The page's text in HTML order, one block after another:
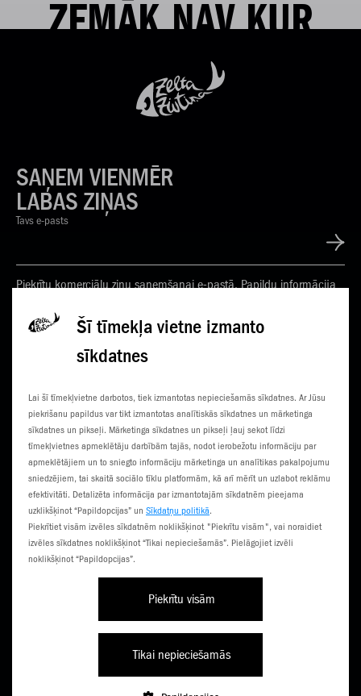
Šī tīmekļa vietne izmanto
sīkdatnes
Lai šī tīmekļvietne darbotos, tiek izmantotas nepieciešamās sīkdatnes. Ar Jūsu
piekrišanu papildus var tikt izmantotas analītiskās sīkdatnes un mārketinga
sīkdatnes un pikseļi. Mārketinga sīkdatnes un pikseļi ļauj sekot līdzi
tīmekļvietnes apmeklētāju darbībām tajās, nodot ierobežotu informāciju par
apmeklētājiem un to sniegto informāciju mārketinga un analītikas pakalpojumu
sniedzējiem, tai skaitā sociālo tīklu platformām, kā arī mērīt un uzlabot reklāmu
efektivitāti. Detalizēta informācija par izmantotajām sīkdatnēm pieejama
uzklikšķinot “Papildopcijas” un Sīkdatņu politikā.
Piekrītiet visām izvēles sīkdatnēm noklikšķinot "Piekrītu visām", vai noraidiet
izvēles sīkdatnes noklikšķinot “Tikai nepieciešamās”. Pielāgojiet izvēli
noklikšķinot “Papildopcijas”.
Piekrītu visām
Tikai nepieciešamās
ZEMĀK NAV KUR
SAŅEM VIENMĒR
LABAS ZIŅAS
Tavs e-pasts
Piekrītu komerciālu ziņu saņemšanai e-pastā. Papildu informācija
KLIENTU CENTRI
SŪTI SMS
ČEMPIONĀTS
3G NORIETS
TŪRISTIEM